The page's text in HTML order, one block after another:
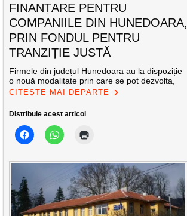
FINANȚARE PENTRU
COMPANIILE DIN HUNEDOARA,
PRIN FONDUL PENTRU
TRANZIȚIE JUSTĂ
Firmele din județul Hunedoara au la dispoziție
o nouă modalitate prin care se pot dezvolta,
CITEȘTE MAI DEPARTE
Distribuie acest articol